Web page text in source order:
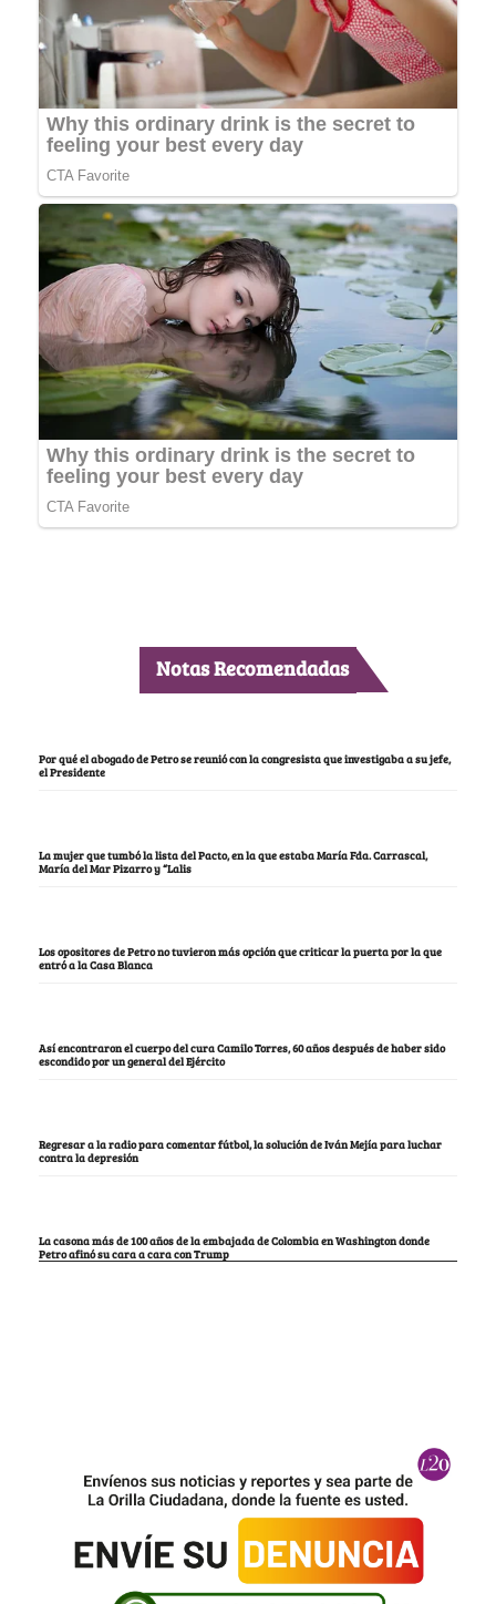
Notas Recomendadas
Por qué el abogado de Petro se reunió con la congresista que investigaba a su jefe,
el Presidente
La mujer que tumbó la lista del Pacto, en la que estaba María Fda. Carrascal,
María del Mar Pizarro y “Lalis
Los opositores de Petro no tuvieron más opción que criticar la puerta por la que
entró a la Casa Blanca
Así encontraron el cuerpo del cura Camilo Torres, 60 años después de haber sido
escondido por un general del Ejército
Regresar a la radio para comentar fútbol, la solución de Iván Mejía para luchar
contra la depresión
La casona más de 100 años de la embajada de Colombia en Washington donde
Petro afinó su cara a cara con Trump